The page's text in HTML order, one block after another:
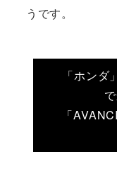
うです。
「ホン
「